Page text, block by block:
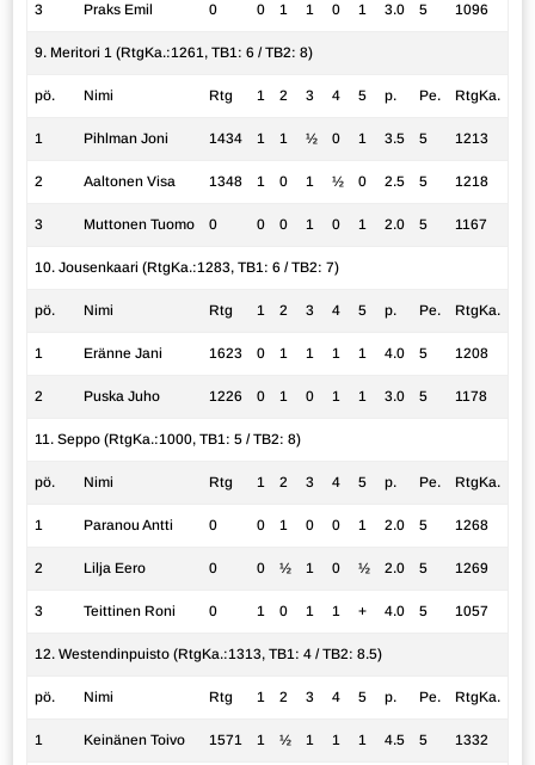
3 Praks Emil 0 0 1 1 0 1 3.0 5 1096
9. Meritori 1 (RtgKa.:1261, TB1: 6 / TB2: 8)
pö. Nimi Rtg 1 2 3 4 5 p. Pe. RtgKa.
1 Pihlman Joni 1434 1 1 ½ 0 1 3.5 5 1213
2 Aaltonen Visa 1348 1 0 1 ½ 0 2.5 5 1218
3 Muttonen Tuomo 0 0 0 1 0 1 2.0 5 1167
10. Jousenkaari (RtgKa.:1283, TB1: 6 / TB2: 7)
pö. Nimi Rtg 1 2 3 4 5 p. Pe. RtgKa.
1 Eränne Jani 1623 0 1 1 1 1 4.0 5 1208
2 Puska Juho 1226 0 1 0 1 1 3.0 5 1178
11. Seppo (RtgKa.:1000, TB1: 5 / TB2: 8)
pö. Nimi Rtg 1 2 3 4 5 p. Pe. RtgKa.
1 Paranou Antti 0 0 1 0 0 1 2.0 5 1268
2 Lilja Eero 0 0 ½ 1 0 ½ 2.0 5 1269
3 Teittinen Roni 0 1 0 1 1 + 4.0 5 1057
12. Westendinpuisto (RtgKa.:1313, TB1: 4 / TB2: 8.5)
pö. Nimi Rtg 1 2 3 4 5 p. Pe. RtgKa.
1 Keinänen Toivo 1571 1 ½ 1 1 1 4.5 5 1332